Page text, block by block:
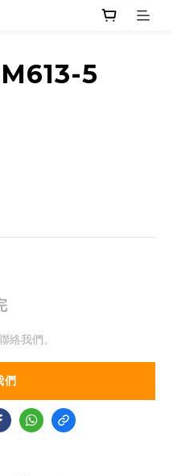
5
絡我們。
們